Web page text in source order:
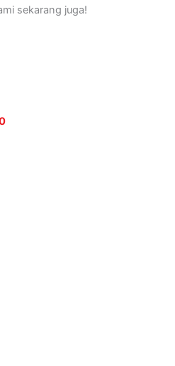
sekarang juga!